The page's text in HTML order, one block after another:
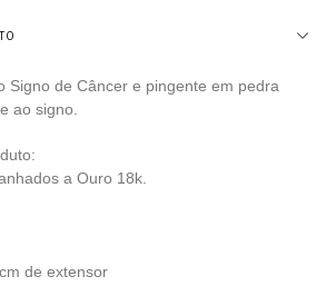
Signo de Câncer e pingente em pedra
ao signo.
a Ouro 18k.
de extensor